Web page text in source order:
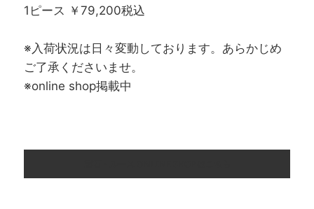
1ピース ￥79,200税込
※入荷状況は日々変動しております。あらかじめ
ご了承くださいませ。
※online shop掲載中